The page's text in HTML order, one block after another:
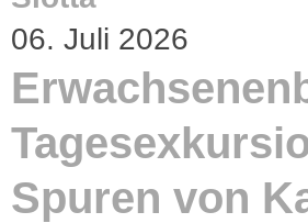
06. Juli 2026
Spuren von